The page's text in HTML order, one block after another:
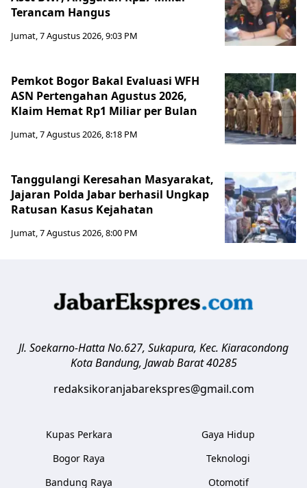
Terancam Hangus
Jumat, 7 Agustus 2026, 9:03 PM
Pemkot Bogor Bakal Evaluasi WFH
ASN Pertengahan Agustus 2026,
Klaim Hemat Rp1 Miliar per Bulan
Jumat, 7 Agustus 2026, 8:18 PM
Tanggulangi Keresahan Masyarakat,
Jajaran Polda Jabar berhasil Ungkap
Ratusan Kasus Kejahatan
Jumat, 7 Agustus 2026, 8:00 PM
Jl. Soekarno-Hatta No.627, Sukapura, Kec. Kiaracondong
Kota Bandung, Jawab Barat 40285
redaksikoranjabarekspres@gmail.com
Kupas Perkara
Bogor Raya
Bandung Raya
Gaya Hidup
Teknologi
Otomotif